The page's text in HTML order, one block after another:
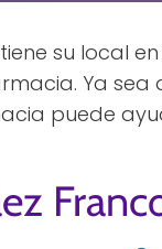
su local
Ya
puede